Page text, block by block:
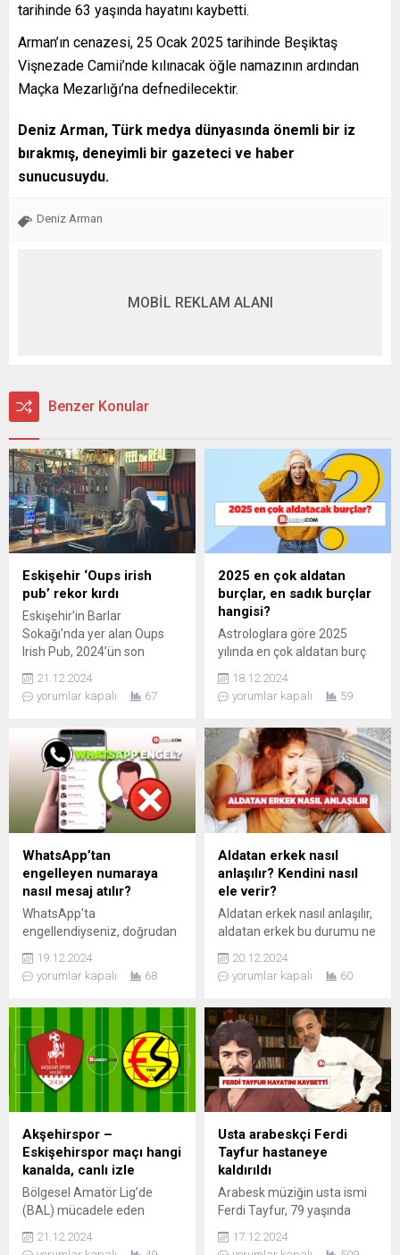
tarihinde 63 yaşında hayatını kaybetti.
Arman’ın cenazesi, 25 Ocak 2025 tarihinde Beşiktaş
Vişnezade Camii’nde kılınacak öğle namazının ardından
Maçka Mezarlığı’na defnedilecektir.
Deniz Arman, Türk medya dünyasında önemli bir iz
bırakmış, deneyimli bir gazeteci ve haber
sunucusuydu.
Deniz Arman
MOBİL REKLAM ALANI
Benzer Konular
Eskişehir ‘Oups irish
pub’ rekor kırdı
Eskişehir’in Barlar
Sokağı’nda yer alan Oups
Irish Pub, 2024’ün son
Cumartesi günü 4.345
ziyaretçi ağırlayarak rekor
tercih edilen eğlence noktası
oldu.
21.12.2024
yorumlar kapalı
67
2025 en çok aldatan
burçlar, en sadık burçlar
hangisi?
Astrologlara göre 2025
yılında en çok aldatan burç
düşkünlüğü ve özgüveniyle
tanınan Aslan, sadakat
Boğa ise keyif ve haz odaklı
yapısıyla ikinci sırada yer
aldı.
18.12.2024
yorumlar kapalı
59
WhatsApp’tan
engelleyen numaraya
nasıl mesaj atılır?
WhatsApp'ta
engellendiyseniz, doğrudan
değildir. Ancak ortak grup
kullanımı, farklı bir
denenebilir. Gizlilik ve kişisel
sınırlara saygı ise her zaman
öncelikli olmalıdır.
19.12.2024
yorumlar kapalı
68
Aldatan erkek nasıl
anlaşılır? Kendini nasıl
ele verir?
Aldatan erkek nasıl anlaşılır,
aldatan erkek bu durumu ne
düşünsede mutlaka
arkasında bir iz bırakacaktır.
20.12.2024
yorumlar kapalı
60
Akşehirspor –
Eskişehirspor maçı hangi
kanalda, canlı izle
Bölgesel Amatör Lig’de
(BAL) mücadele eden
hafta 30 bin 358 taraftarla
21.12.2024
Usta arabeskçi Ferdi
Tayfur hastaneye
kaldırıldı
Arabesk müziğin usta ismi
Ferdi Tayfur, 79 yaşında
tedavi gördüğü hastaneden
17.12.2024